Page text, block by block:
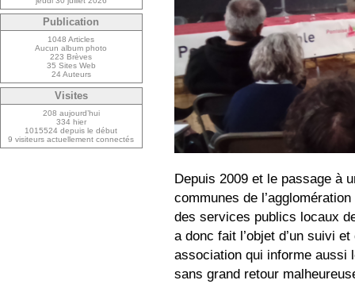
Depuis 2009 et le passage à
communes de
des services publics locaux
a donc fait l’objet d’un suivi
association qui informe aussi
sans grand retour
Publication
1048 Articles
Aucun album photo
223 Brèves
35 Sites Web
24 Auteurs
Visites
208 aujourd’hui
334 hier
1015524 depuis le début
9 visiteurs actuellement connectés